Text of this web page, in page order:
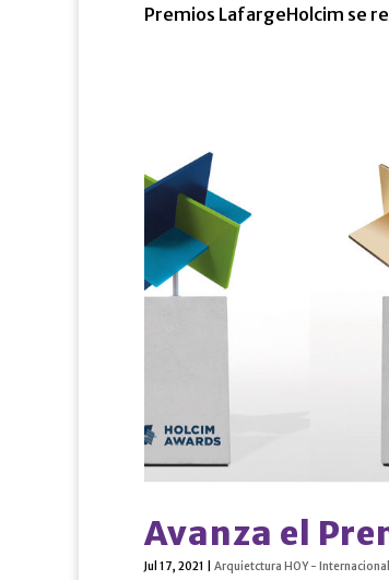
Premios LafargeHolcim se
Avanza el
Jul 17, 2021 Arquietctura HOY -